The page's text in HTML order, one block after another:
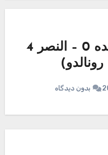
خلاصه‌بازی؛ الوحده 0 – النصر 4
بدون دیدگاه